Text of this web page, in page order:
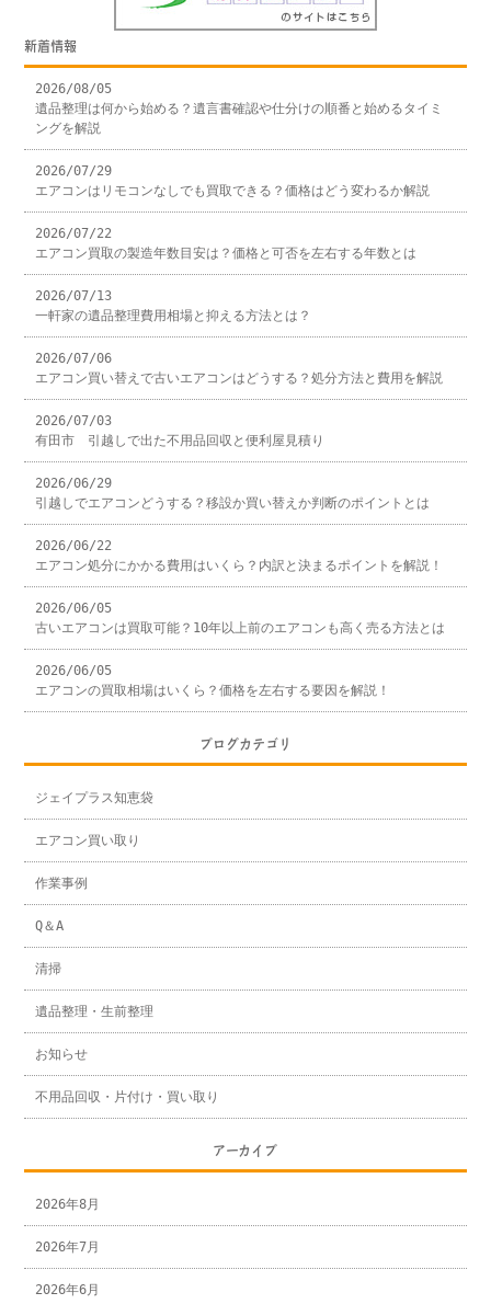
新着情報
2026/08/05
遺品整理は何から始める？遺言書確認や仕分けの順番と始めるタイミ
ングを解説
2026/07/29
エアコンはリモコンなしでも買取できる？価格はどう変わるか解説
2026/07/22
エアコン買取の製造年数目安は？価格と可否を左右する年数とは
2026/07/13
一軒家の遺品整理費用相場と抑える方法とは？
2026/07/06
エアコン買い替えで古いエアコンはどうする？処分方法と費用を解説
2026/07/03
有田市 引越しで出た不用品回収と便利屋見積り
2026/06/29
引越しでエアコンどうする？移設か買い替えか判断のポイントとは
2026/06/22
エアコン処分にかかる費用はいくら？内訳と決まるポイントを解説！
2026/06/05
古いエアコンは買取可能？10年以上前のエアコンも高く売る方法とは
2026/06/05
エアコンの買取相場はいくら？価格を左右する要因を解説！
ブログカテゴリ
ジェイプラス知恵袋
エアコン買い取り
作業事例
Q＆A
清掃
遺品整理・生前整理
お知らせ
不用品回収・片付け・買い取り
アーカイブ
2026年8月
2026年7月
2026年6月